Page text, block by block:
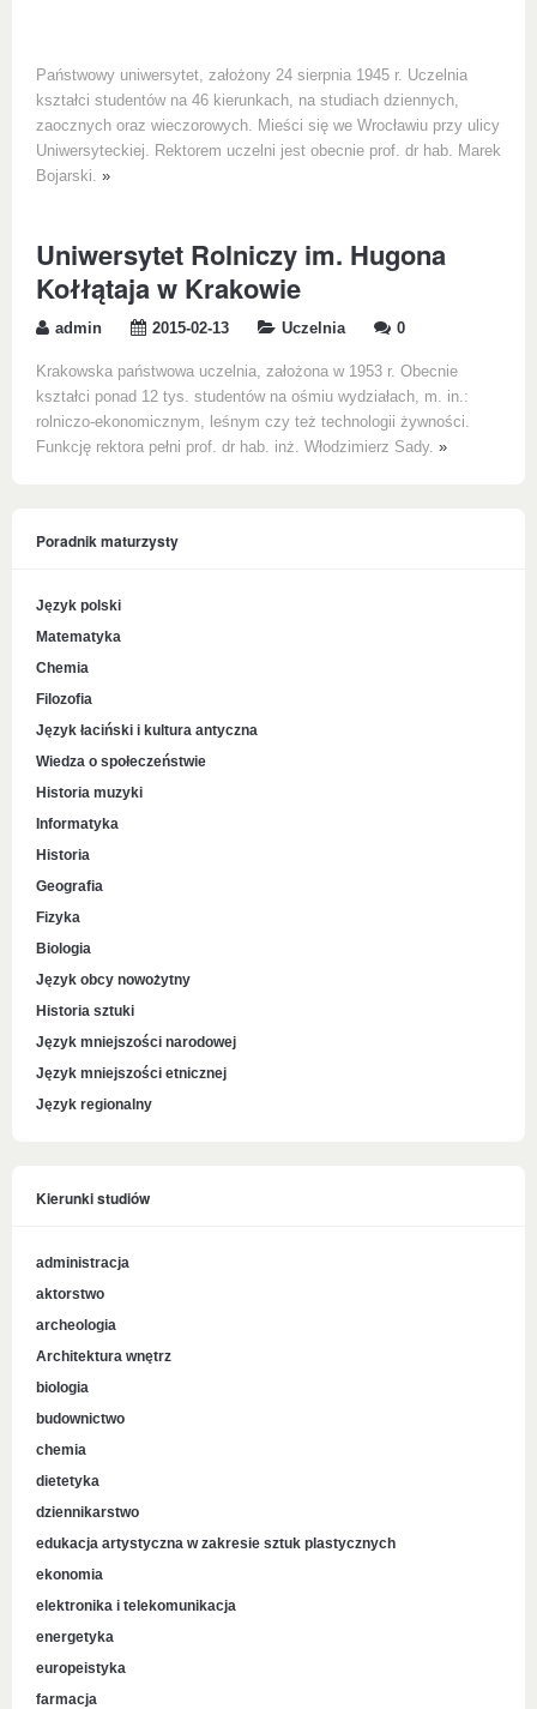
Państwowy uniwersytet, założony 24 sierpnia 1945 r. Uczelnia
kształci studentów na 46 kierunkach, na studiach dziennych,
zaocznych oraz wieczorowych. Mieści się we Wrocławiu przy ulicy
Uniwersyteckiej. Rektorem uczelni jest obecnie prof. dr hab. Marek
Bojarski. »
Uniwersytet Rolniczy im. Hugona
Kołłątaja w Krakowie
admin 2015-02-13 Uczelnia 0
Krakowska państwowa uczelnia, założona w 1953 r. Obecnie
kształci ponad 12 tys. studentów na ośmiu wydziałach, m. in.:
rolniczo-ekonomicznym, leśnym czy też technologii żywności.
Funkcję rektora pełni prof. dr hab. inż. Włodzimierz Sady. »
Poradnik maturzysty
Język polski
Matematyka
Chemia
Filozofia
Język łaciński i kultura antyczna
Wiedza o społeczeństwie
Historia muzyki
Informatyka
Historia
Geografia
Fizyka
Biologia
Język obcy nowożytny
Historia sztuki
Język mniejszości narodowej
Język mniejszości etnicznej
Język regionalny
Kierunki studiów
administracja
aktorstwo
archeologia
Architektura wnętrz
biologia
budownictwo
chemia
dietetyka
dziennikarstwo
edukacja artystyczna w zakresie sztuk plastycznych
ekonomia
elektronika i telekomunikacja
energetyka
europeistyka
farmacja